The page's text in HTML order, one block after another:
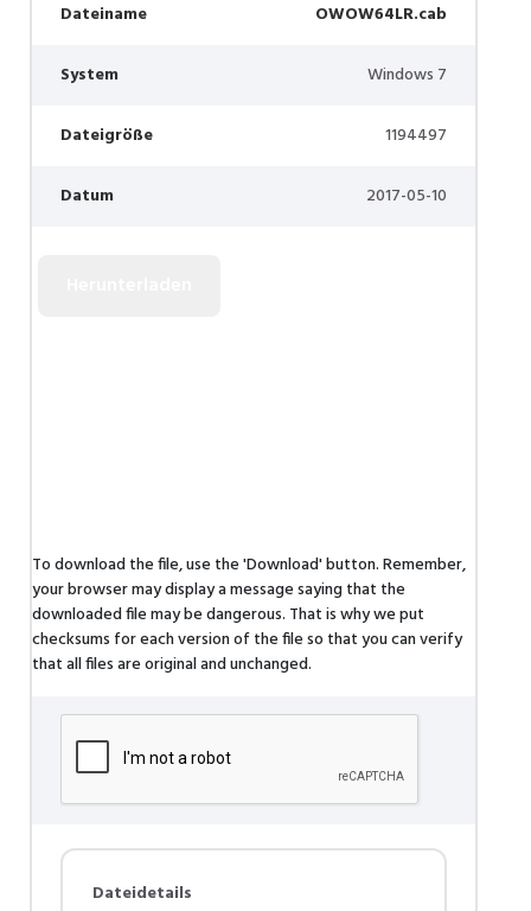
Dateiname OWOW64LR.cab
System Windows 7
Dateigröße 1194497
Datum 2017-05-10
To download the file, use the 'Download' button. Remember,
your browser may display a message saying that the
downloaded file may be dangerous. That is why we put
checksums for each version of the file so that you can verify
that all files are original and unchanged.
Dateidetails